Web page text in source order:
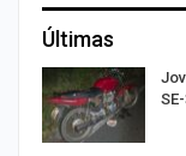
Últimas